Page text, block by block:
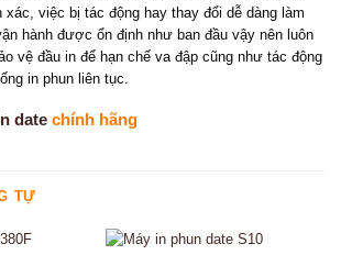
xác, việc bị tác động hay thay đổi dễ dàng làm
hành được ổn định như ban đầu vậy nên luôn
vệ đầu in để hạn chế va đập cũng như tác động
in phun liên tục.
date chính hãng
TỰ